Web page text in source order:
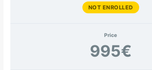
NOT ENROLLED
Price
995€